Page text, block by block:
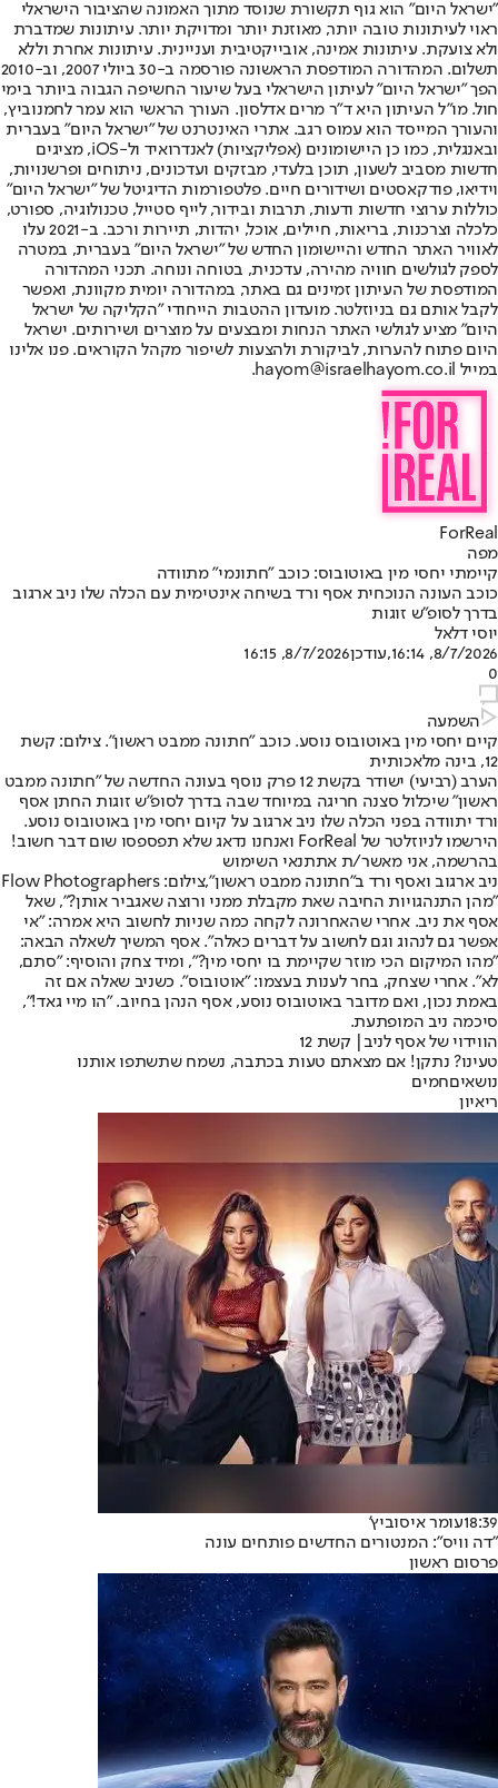
"ישראל היום" הוא גוף תקשורת שנוסד מתוך האמונה שהציבור הישראלי
ראוי לעיתונות טובה יותר, מאוזנת יותר ומדויקת יותר. עיתונות שמדברת
ולא צועקת. עיתונות אמינה, אובייקטיבית ועניינית. עיתונות אחרת וללא
תשלום. המהדורה המודפסת הראשונה פורסמה ב-30 ביולי 2007, וב-2010
הפך "ישראל היום" לעיתון הישראלי בעל שיעור החשיפה הגבוה ביותר בימי
חול. מו"ל העיתון היא ד"ר מרים אדלסון. העורך הראשי הוא עמר לחמנוביץ,
והעורך המייסד הוא עמוס רגב. אתרי האינטרנט של "ישראל היום" בעברית
ובאנגלית, כמו כן היישומונים (אפליקציות) לאנדרואיד ול-iOS, מציגים
חדשות מסביב לשעון, תוכן בלעדי, מבזקים ועדכונים, ניתוחים ופרשנויות,
וידיאו, פודקאסטים ושידורים חיים. פלטפורמות הדיגיטל של "ישראל היום"
כוללות ערוצי חדשות ודעות, תרבות ובידור, לייף סטייל, טכנולוגיה, ספורט,
כלכלה וצרכנות, בריאות, חיילים, אוכל, יהדות, תיירות ורכב. ב-2021 עלו
לאוויר האתר החדש והיישומון החדש של "ישראל היום" בעברית, במטרה
לספק לגולשים חוויה מהירה, עדכנית, בטוחה ונוחה. תכני המהדורה
המודפסת של העיתון זמינים גם באתר, במהדורה יומית מקוונת, ואפשר
לקבל אותם גם בניוזלטר. מועדון ההטבות הייחודי "הקליקה של ישראל
היום" מציע לגולשי האתר הנחות ומבצעים על מוצרים ושירותים. ישראל
היום פתוח להערות, לביקורת ולהצעות לשיפור מקהל הקוראים. פנו אלינו
במייל hayom@israelhayom.co.il.
ForReal
מפה
קיימתי יחסי מין באוטובוס: כוכב "חתונמי" מתוודה
כוכב העונה הנוכחית אסף ורד בשיחה אינטימית עם הכלה שלו ניב ארגוב
בדרך לסופ"ש זוגות
יוסי דלאל
8/7/2026, 16:14
,עודכן8/7/2026, 16:15
0
השמעה
קיים יחסי מין באוטובוס נוסע. כוכב "חתונה ממבט ראשון". צילום: קשת
12, בינה מלאכותית
הערב (רביעי) ישודר בקשת 12 פרק נוסף בעונה החדשה של "חתונה ממבט
ראשון" שיכלול סצנה חריגה במיוחד שבה בדרך לסופ"ש זוגות החתן אסף
ורד יתוודה בפני הכלה שלו ניב ארגוב על קיום יחסי מין באוטובוס נוסע.
הירשמו לניוזלטר של ForReal ואנחנו נדאג שלא תפספסו שום דבר חשוב!
בהרשמה, אני מאשר/ת אתתנאי השימוש
ניב ארגוב ואסף ורד ב"חתונה ממבט ראשון",צילום: Flow Photographers
"מהן התנהגויות החיבה שאת מקבלת ממני ורוצה שאגביר אותן?", שאל
אסף את ניב. אחרי שהאחרונה לקחה כמה שניות לחשוב היא אמרה: "אי
אפשר גם לנהוג וגם לחשוב על דברים כאלה". אסף המשיך לשאלה הבאה:
"מהו המיקום הכי מוזר שקיימת בו יחסי מין?", ומיד צחק והוסיף: "סתם,
לא". אחרי שצחק, בחר לענות בעצמו: "אוטובוס". כשניב שאלה אם זה
באמת נכון, ואם מדובר באוטובוס נוסע, אסף הנהן בחיוב. "הו מיי גאד!",
סיכמה ניב המופתעת.
הווידוי של אסף לניב| קשת 12
טעינו? נתקן! אם מצאתם טעות בכתבה, נשמח שתשתפו אותנו
נושאיםחמים
ריאיון
18:39עומר איסוביץ'
"דה וויס": המנטורים החדשים פותחים עונה
פרסום ראשון